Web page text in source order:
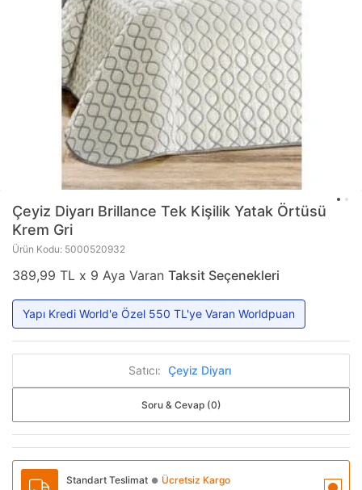
Çeyiz Diyarı Brillance Tek Kişilik Yatak Örtüsü
Krem Gri
Ürün Kodu: 5000520932
389,99 TL x 9 Aya Varan Taksit Seçenekleri
Yapı Kredi World'e Özel 550 TL'ye Varan Worldpuan
Satıcı: Çeyiz Diyarı
Soru & Cevap (0)
Standart Teslimat ● Ücretsiz Kargo